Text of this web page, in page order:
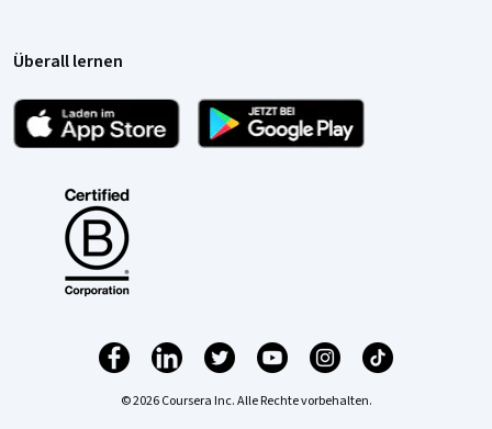
Überall lernen
© 2026 Coursera Inc. Alle Rechte vorbehalten.